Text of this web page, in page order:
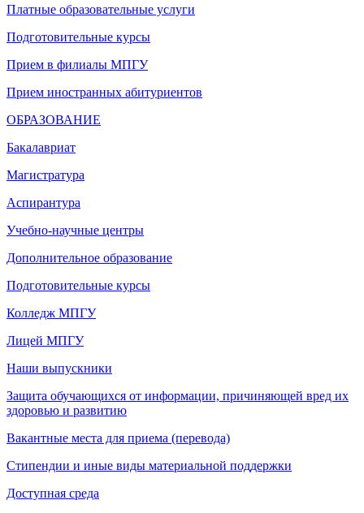
Платные образовательные услуги
Подготовительные курсы
Прием в филиалы МПГУ
Прием иностранных абитуриентов
ОБРАЗОВАНИЕ
Бакалавриат
Магистратура
Аспирантура
Учебно-научные центры
Дополнительное образование
Подготовительные курсы
Колледж МПГУ
Лицей МПГУ
Наши выпускники
Защита обучающихся от информации, причиняющей вред их
здоровью и развитию
Вакантные места для приема (перевода)
Стипендии и иные виды материальной поддержки
Доступная среда